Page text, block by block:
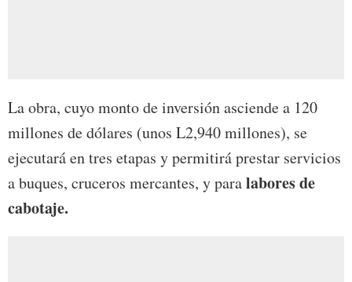
La obra, cuyo monto de inversión asciende a 120
millones de dólares (unos L2,940 millones), se
ejecutará en tres etapas y permitirá prestar servicios
a buques, cruceros mercantes, y paralabores de
cabotaje.